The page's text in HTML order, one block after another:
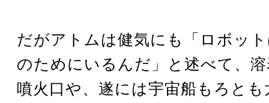
だがアトムは健気にも「ロボッ
のためにいるんだ」と述べて、
噴火口や、遂には宇宙船もろと